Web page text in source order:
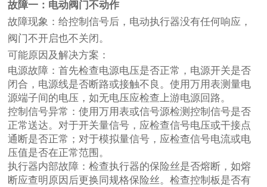
故障一：电动阀门不动作
故障现象：给控制信号后，电动执行器没有任何响应，
阀门不开启也不关闭。
可能原因及解决方案：
电源故障：首先检查电源电压是否正常，电源开关是否
闭合，电源线是否断路或接触不良。使用万用表测量电
源端子间的电压，如无电压应检查上游电源回路。
控制信号异常：使用万用表或信号源检测控制信号是否
正常送达。对于开关量信号，应检查信号电压或干接点
通断是否正常；对于模拟量信号，应检查信号电流或电
压值是否在正常范围。
执行器内部故障：检查执行器的保险丝是否熔断，如熔
断应查明原因后更换同规格保险丝。检查控制板是否有